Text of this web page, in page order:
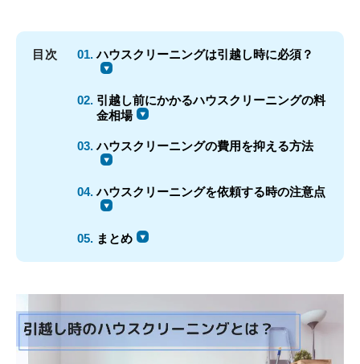
分譲マンション検索
住まいの売却
これから住まいをご検討の方
多彩な動画やこだわりが詰まった建築実例、注目の最新情報など、
住まいづくりを楽しく学べるデジタルラウンジです。
これから土地活用・賃貸経営をご検討の方
土地活用の基礎から長期安定経営を目指すオーナー様まで、賃貸経
これからリフォームをご検討の方
実例動画や基礎知識、収納の工夫など、理想の住まいを叶えるリフ
ォームの具体策とアイデアを豊富にご用意しています。
分譲用地
すべてのフィールドに新しい価値をデザインし、持続可能な未来志
向のまちづくりを実現していきます。
ミサワゼネラルソリューション
お客様センター
ミサワホームオーナーさま・リフォーム工事ご契約者さまとミサワ
ホームを結ぶコミュニケーションサイト。お得・便利・安心なコン
ミサワオーナーズクラブ
環境活動
障がい者採用
海外事業
目次 ハウスクリーニングは引越し時に必須？
引越し前にかかるハウスクリーニングの料
金相場
ハウスクリーニングの費用を抑える方法
ハウスクリーニングを依頼する時の注意点
まとめ